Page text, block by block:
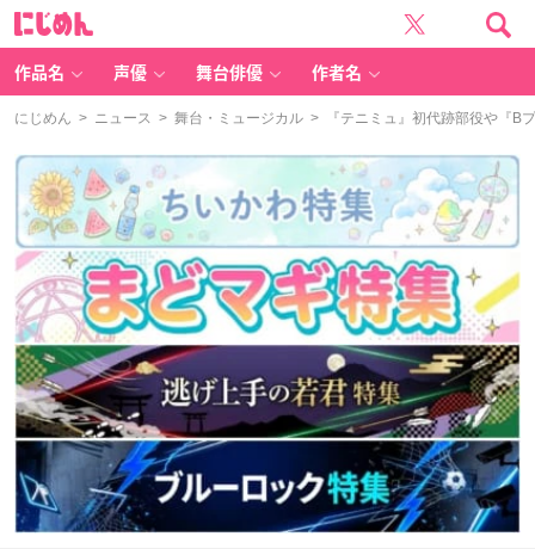
作品名 声優 舞台俳優 作者名
にじめん > ニュース > 舞台・ミュージカル > 『テニミュ』初代跡部役や『B